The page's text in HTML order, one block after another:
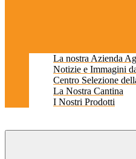
La nostra Azienda
Notizie e Immagini
Centro Selezione
La Nostra Cantina
I Nostri Prodotti